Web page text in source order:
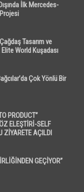
İlk Mercedes-
Tasarım ve
World Kuşadası
Çok Yönlü Bir
PRODUCT”
ELEŞTİRİ-SELF
ZİYARETE AÇILDI
GEÇİYOR”